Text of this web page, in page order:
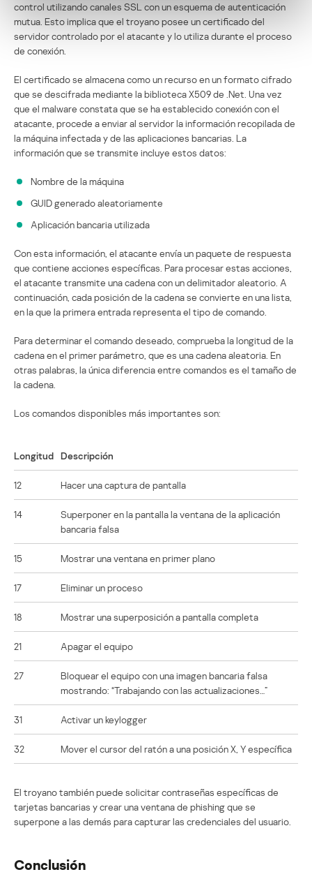
control utilizando canales SSL con un esquema de autenticación
mutua. Esto implica que el troyano posee un certificado del
servidor controlado por el atacante y lo utiliza durante el proceso
de conexión.
El certificado se almacena como un recurso en un formato cifrado
que se descifrada mediante la biblioteca X509 de .Net. Una vez
que el malware constata que se ha establecido conexión con el
atacante, procede a enviar al servidor la información recopilada de
la máquina infectada y de las aplicaciones bancarias. La
información que se transmite incluye estos datos:
Nombre de la máquina
GUID generado aleatoriamente
Aplicación bancaria utilizada
Con esta información, el atacante envía un paquete de respuesta
que contiene acciones específicas. Para procesar estas acciones,
el atacante transmite una cadena con un delimitador aleatorio. A
continuación, cada posición de la cadena se convierte en una lista,
en la que la primera entrada representa el tipo de comando.
Para determinar el comando deseado, comprueba la longitud de la
cadena en el primer parámetro, que es una cadena aleatoria. En
otras palabras, la única diferencia entre comandos es el tamaño de
la cadena.
Los comandos disponibles más importantes son:
Longitud Descripción
12 Hacer una captura de pantalla
14
Superponer en la pantalla la ventana de la aplicación
bancaria falsa
15 Mostrar una ventana en primer plano
17 Eliminar un proceso
18 Mostrar una superposición a pantalla completa
21 Apagar el equipo
27
Bloquear el equipo con una imagen bancaria falsa
mostrando: “Trabajando con las actualizaciones…”
31 Activar un keylogger
32 Mover el cursor del ratón a una posición X, Y específica
El troyano también puede solicitar contraseñas específicas de
tarjetas bancarias y crear una ventana de phishing que se
superpone a las demás para capturar las credenciales del usuario.
Conclusión